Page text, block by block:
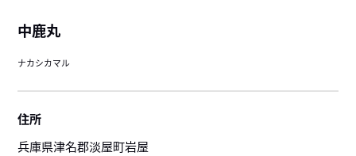
中鹿丸
ナカシカマル
住所
兵庫県津名郡淡屋町岩屋